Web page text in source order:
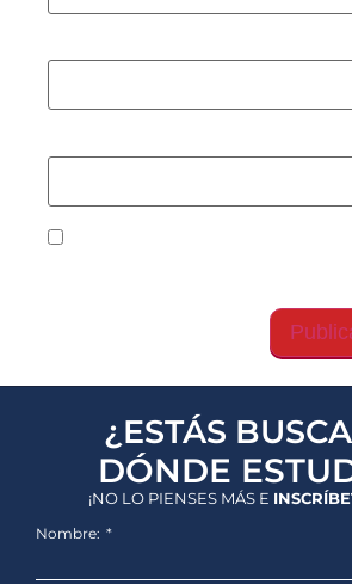
¿ESTÁS
DÓNDE
¡NO LO PIENSES MÁS E
Nombre: